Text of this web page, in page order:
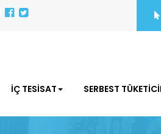
İÇ TESİSAT SERBEST